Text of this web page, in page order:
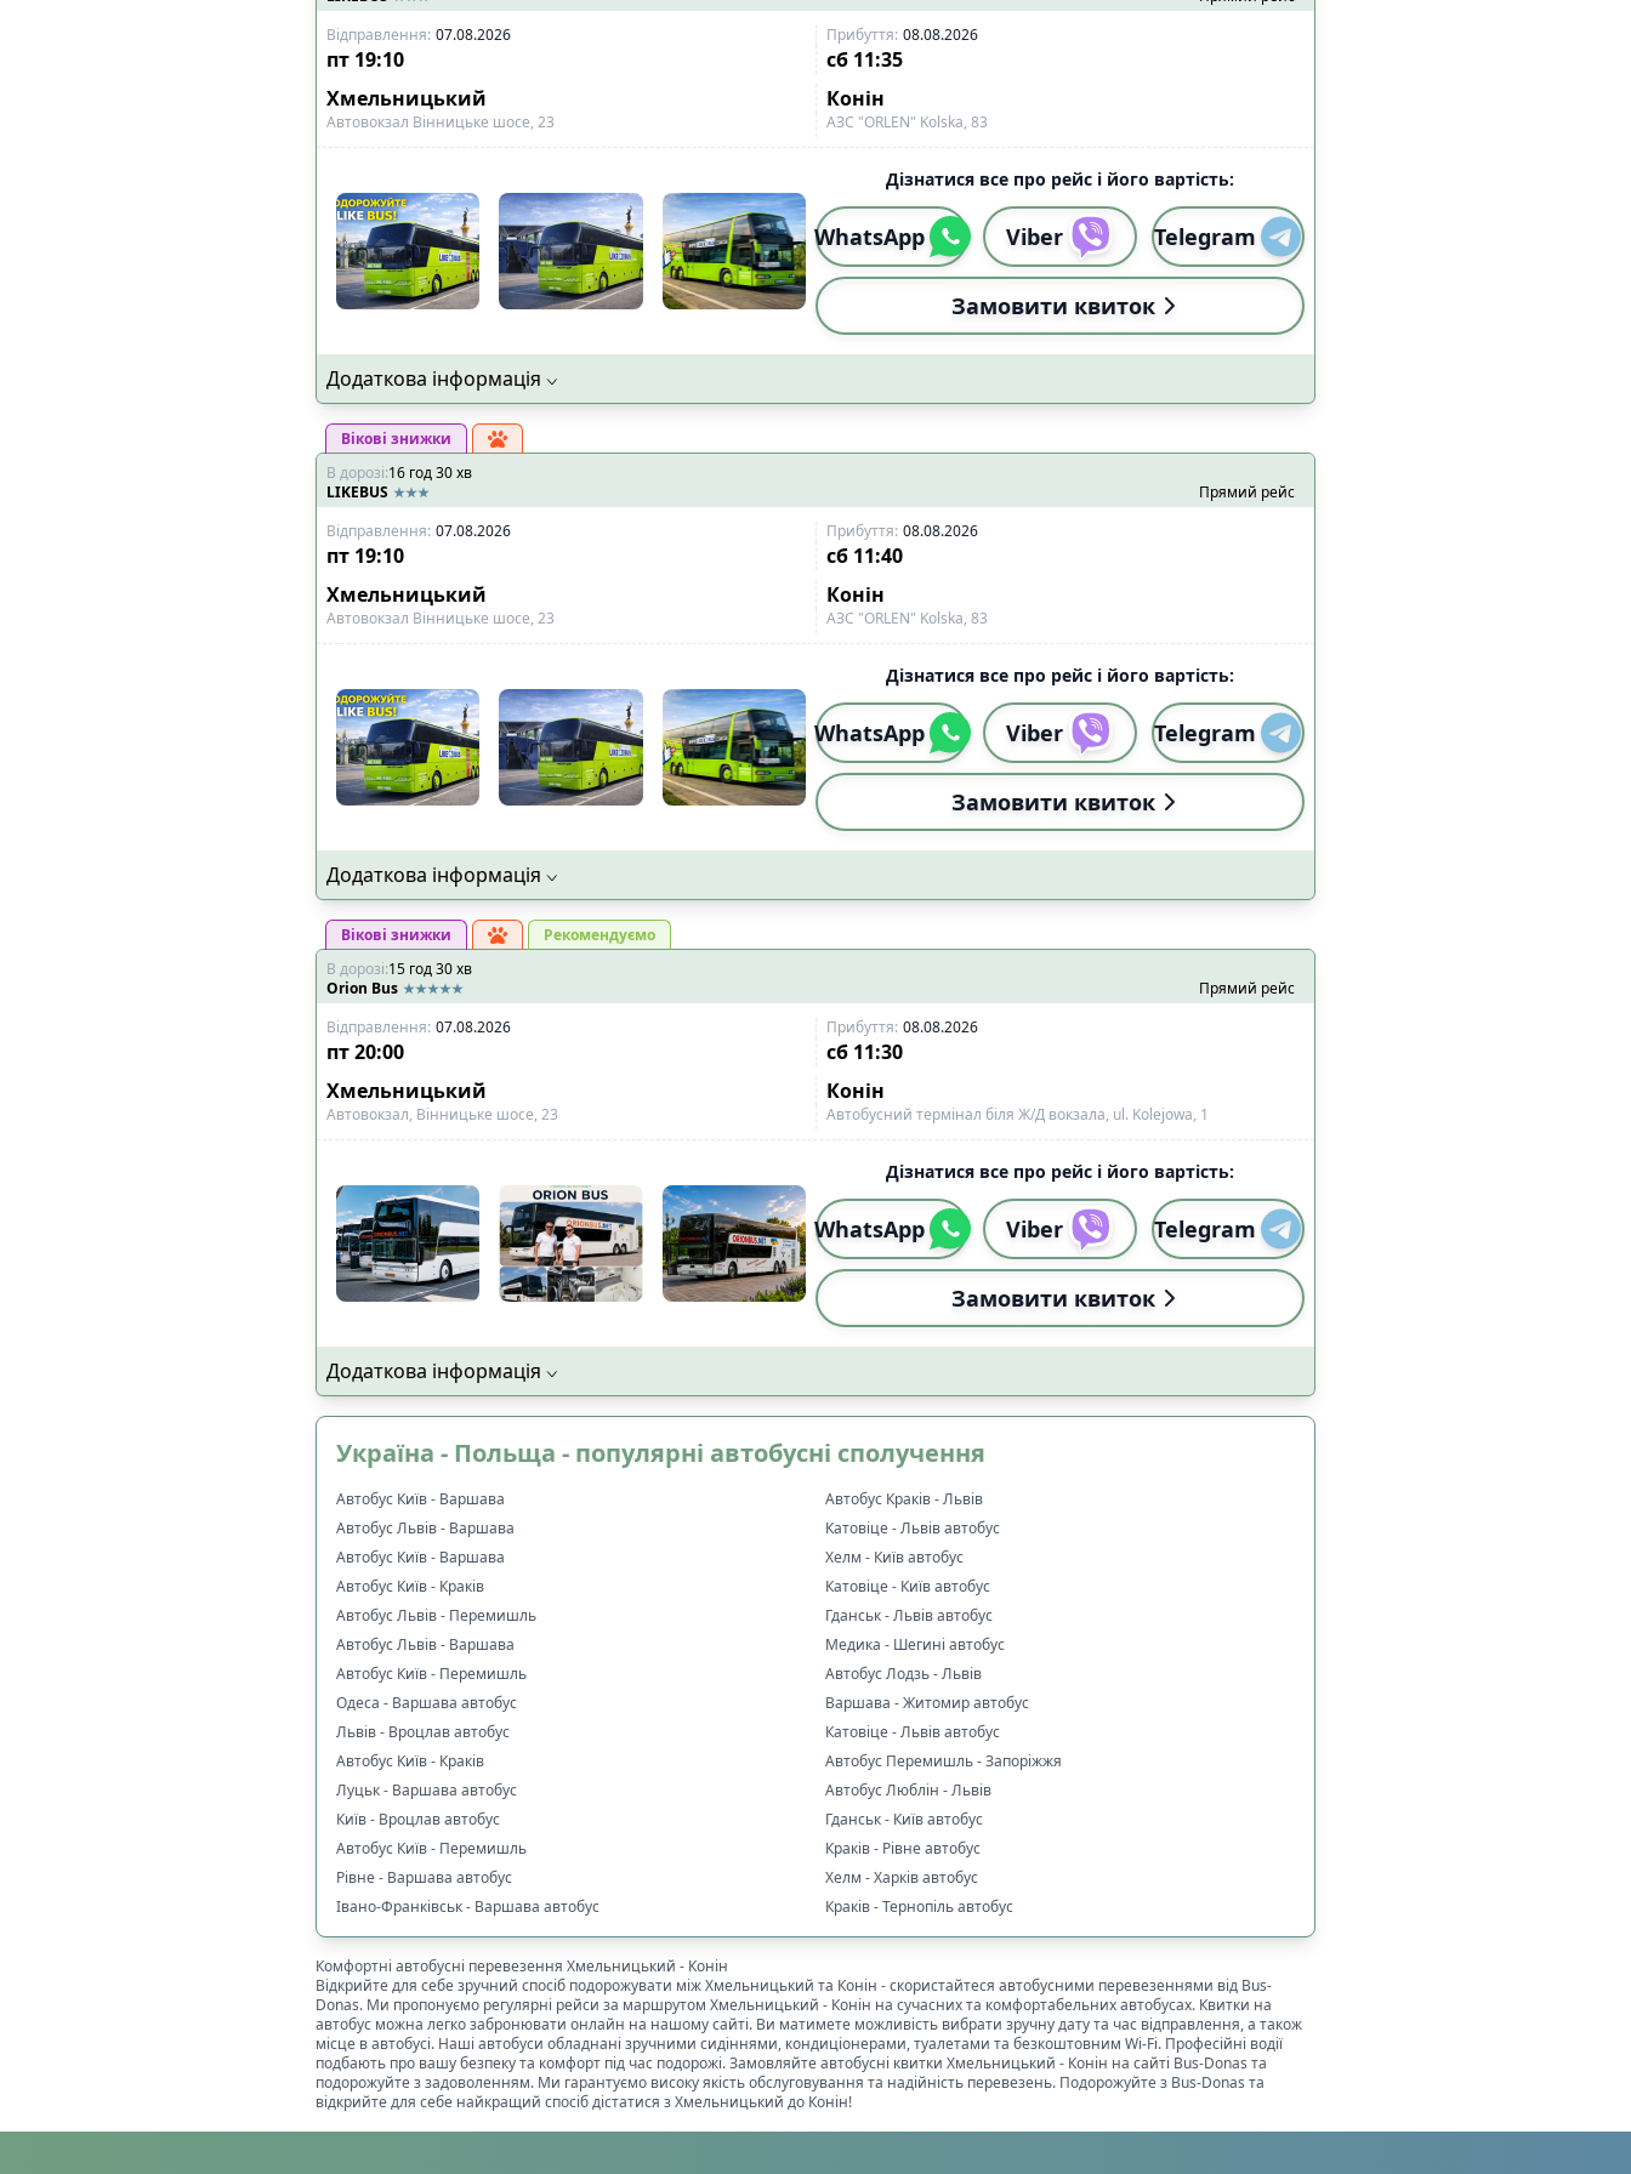
🔌Розетки біля кожного сидіння
🔌
🎧Особистий мультимедіа екран
📡Wi-Fi із стабільним сигналом Starlink
📱Wi-Fi 4G
🧳Особливий багаж:
🚲Місце для велосипеда 1
👶Місце для дитячого візка 1
♿Місце для інвалідного візка 5
Скинути Застосувати
Відправлення: 07.08.2026 Прибуття: 08.08.2026
пт 19:10 сб 11:35
Хмельницький
Конін
Автовокзал Вінницьке шосе, 23 АЗС "ORLEN" Kolska, 83
Дізнатися все про рейс і його вартість:
WhatsApp Viber Telegram
Замовити квиток
Додаткова інформація
Вікові знижки
В дорозі:16 год30хв
LIKEBUS
Прямий рейс
Відправлення: 07.08.2026 Прибуття: 08.08.2026
пт 19:10 сб 11:40
Хмельницький
Конін
Автовокзал Вінницьке шосе, 23 АЗС "ORLEN" Kolska, 83
Дізнатися все про рейс і його вартість:
WhatsApp Viber Telegram
Замовити квиток
Додаткова інформація
Вікові знижки
Рекомендуємо
В дорозі:15 год30хв
Orion Bus
Прямий рейс
Відправлення: 07.08.2026 Прибуття: 08.08.2026
пт20:00 сб 11:30
Хмельницький
Конін
Автовокзал, Вінницьке шосе, 23 Автобусний термінал біля Ж/Д вокзала, ul. Kolejowa, 1
Дізнатися все про рейс і його вартість:
WhatsApp Viber Telegram
Замовити квиток
Додаткова інформація
Україна - Польща - популярні автобусні сполучення
Автобус Київ - Варшава
Автобус Львів - Варшава
Автобус Київ - Варшава
Автобус Київ - Краків
Автобус Львів - Перемишль
Автобус Львів - Варшава
Автобус Київ - Перемишль
Одеса - Варшава автобус
Львів - Вроцлав автобус
Автобус Київ - Краків
Луцьк - Варшава автобус
Київ - Вроцлав автобус
Автобус Київ - Перемишль
Рівне - Варшава автобус
Івано-Франківськ - Варшава автобус
Автобус Краків - Львів
Катовіце - Львів автобус
Хелм - Київ автобус
Катовіце - Київ автобус
Гданськ - Львів автобус
Медика - Шегині автобус
Автобус Лодзь - Львів
Варшава - Житомир автобус
Катовіце - Львів автобус
Автобус Перемишль - Запоріжжя
Автобус Люблін - Львів
Гданськ - Київ автобус
Краків - Рівне автобус
Хелм - Харків автобус
Краків - Тернопіль автобус
Комфортні автобусні перевезення Хмельницький - Конін
Відкрийте для себе зручний спосіб подорожувати міжХмельницький та Конін - скористайтеся автобусними перевезеннями від Bus-
Donas. Ми пропонуємо регулярні рейси за маршрутом Хмельницький - Конін на сучасних та комфортабельних автобусах. Квитки на
автобус можна легко забронювати онлайн на нашому сайті. Ви матимете можливість вибрати зручну дату та час відправлення, а також
місце в автобусі. Наші автобуси обладнані зручними сидіннями, кондиціонерами, туалетами та безкоштовним Wi-Fi. Професійні водії
подбають про вашу безпеку та комфорт під час подорожі. Замовляйте автобусні квитки Хмельницький - Конін на сайті Bus-Donas та
подорожуйте з задоволенням. Ми гарантуємо високу якість обслуговування та надійність перевезень. Подорожуйте з Bus-Donas та
відкрийте для себе найкращий спосіб дістатися зХмельницький до Конін!